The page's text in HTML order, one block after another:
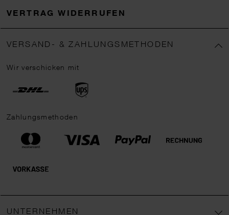
VERTRAG WIDERRUFEN
VERSAND- & ZAHLUNGSMETHODEN
Wir verschicken mit
Zahlungsmethoden
UNTERNEHMEN